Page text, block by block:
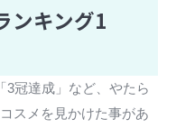
ンキング1
3冠達成」など、やたら
スメを見かけた事があ